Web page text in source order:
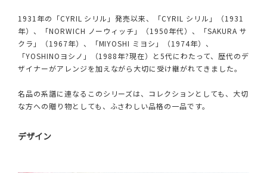
1931年の「CYRIL シリル」発売以来、「CYRIL シリル」（1931
年）、「NORWICH ノーウィッチ」（1950年代）、「SAKURA サ
クラ」（1967年）、「MIYOSHI ミヨシ」（1974年）、
「YOSHINOヨシノ」（1988年?現在）と5代にわたって、歴代のデ
ザイナーがアレンジを加えながら大切に受け継がれてきました。
名品の系譜に連なるこのシリーズは、コレクションとしても、大切
な方への贈り物としても、ふさわしい品格の一品です。
デザイン